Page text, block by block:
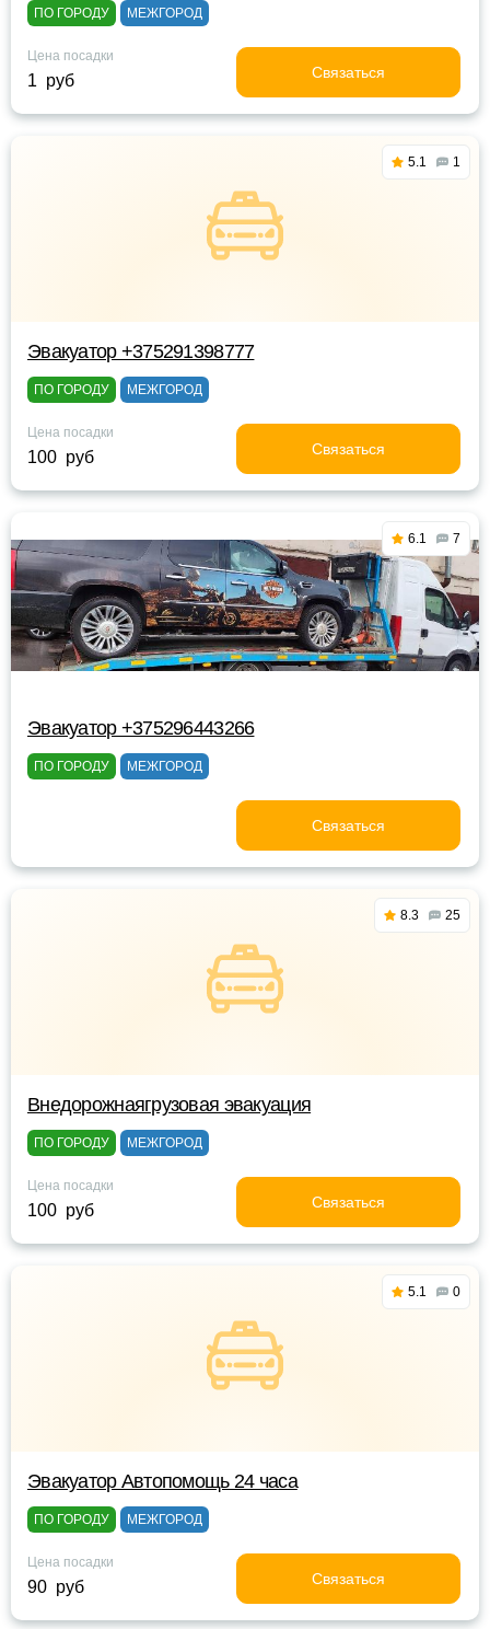
ПО ГОРОДУ МЕЖГОРОД
Цена посадки
1 руб Связаться
5.1 1
Эвакуатор +375291398777
ПО ГОРОДУ МЕЖГОРОД
Цена посадки
100 руб Связаться
6.1 7
Эвакуатор +375296443266
ПО ГОРОДУ МЕЖГОРОД
Связаться
8.3 25
Внедорожнаягрузовая эвакуация
ПО ГОРОДУ МЕЖГОРОД
Цена посадки
100 руб Связаться
5.1 0
Эвакуатор Автопомощь 24 часа
ПО ГОРОДУ МЕЖГОРОД
Цена посадки
90 руб Связаться